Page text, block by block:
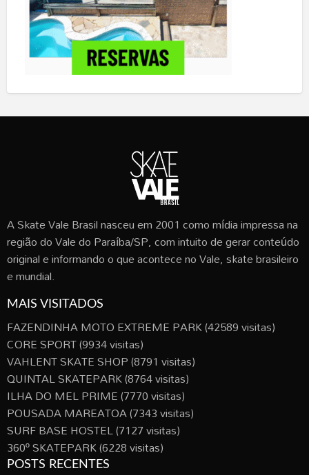
A Skate Vale Brasil nasceu em 2001 como mídia impressa na
região do Vale do Paraíba/SP, com intuito de gerar conteúdo
original e informando o que acontece no Vale, skate brasileiro
e mundial.
MAIS VISITADOS
FAZENDINHA MOTO EXTREME PARK(42589 visitas)
CORE SPORT(9934 visitas)
VAHLENT SKATE SHOP(8791 visitas)
QUINTAL SKATEPARK(8764 visitas)
ILHA DO MEL PRIME(7770 visitas)
POUSADA MAREATOA(7343 visitas)
SURF BASE HOSTEL(7127 visitas)
360º SKATEPARK(6228 visitas)
POSTS RECENTES